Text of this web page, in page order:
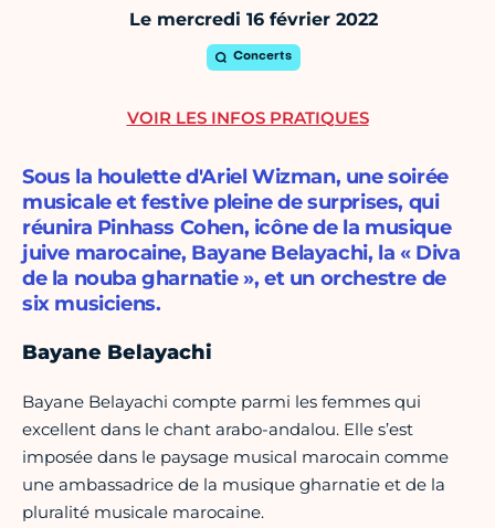
Le mercredi 16 février 2022
Concerts
Sous la houlette d'Ariel Wizman, une soirée
musicale et festive pleine de surprises, qui
réunira Pinhass Cohen, icône de la musique
juive marocaine, Bayane Belayachi, la « Diva
de la nouba gharnatie », et un orchestre de
six musiciens.
Bayane Belayachi
Bayane Belayachi compte parmi les femmes qui
excellent dans le chant arabo-andalou. Elle s’est
imposée dans le paysage musical marocain comme
une ambassadrice de la musique gharnatie et de la
pluralité musicale marocaine.
VOIR LES INFOS PRATIQUES